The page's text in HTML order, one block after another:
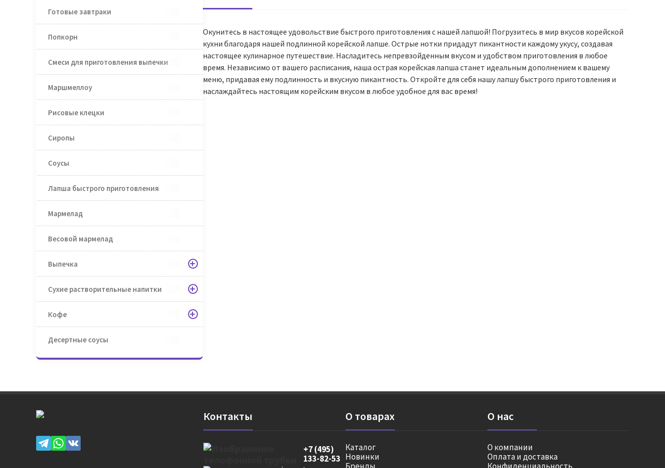
Готовые завтраки
Попкорн
Смеси для приготовления выпечки
Маршмеллоу
Рисовые клецки
Сиропы
Соусы
Лапша быстрого приготовления
Мармелад
Весовой мармелад
Выпечка
Сухие растворительные напитки
Кофе
Десертные соусы
Окунитесь в настоящее удовольствие быстрого приготовления с нашей лапшой! Погрузитесь в мир вкусов корейской
кухни благодаря нашей подлинной корейской лапше. Острые нотки придадут пикантности каждому укусу, создавая
настоящее кулинарное путешествие. Насладитесь непревзойденным вкусом и удобством приготовления в любое
время. Независимо от вашего расписания, наша острая корейская лапша станет идеальным дополнением к вашему
меню, придавая ему подлинность и вкусную пикантность. Откройте для себя нашу лапшу быстрого приготовления и
наслаждайтесь настоящим корейским вкусом в любое удобное для вас время!
Контакты
+7 (495)
133-82-53
О товарах
Каталог
Новинки
О нас
О компании
Оплата и доставка